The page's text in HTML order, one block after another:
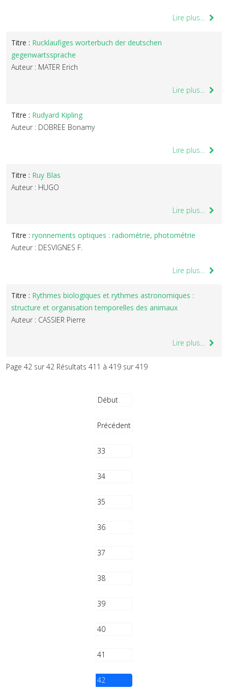
Lire plus...
Titre : Rucklaufiges worterbuch der deutschen
gegenwartssprache
Auteur : MATER Erich
Lire plus...
Titre : Rudyard Kipling
Auteur : DOBREE Bonamy
Lire plus...
Titre : Ruy Blas
Auteur : HUGO
Lire plus...
Titre : ryonnements optiques : radiométrie, photométrie
Auteur : DESVIGNES F.
Lire plus...
Titre : Rythmes biologiques et rythmes astronomiques :
structure et organisation temporelles des animaux
Auteur : CASSIER Pierre
Lire plus...
Page 42 sur 42 Résultats 411 à 419 sur 419
Début
Précédent
33
34
35
36
37
38
39
40
41
42